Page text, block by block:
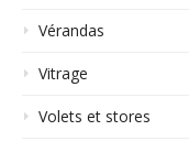
Vérandas
Vitrage
Volets et stores